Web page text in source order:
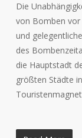
Die
von Bomben vor
und
des
die Hauptstadt
größten Städte